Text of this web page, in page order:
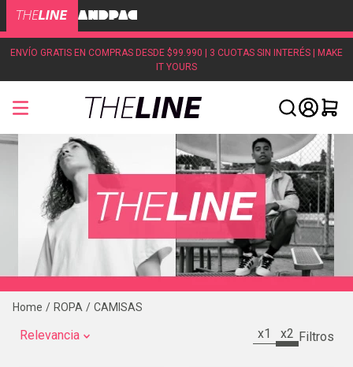
ENVÍO GRATIS EN COMPRAS DESDE $99.990 | 3 CUOTAS SIN INTERÉS | MAKE
IT YOURS
ROPA CAMISAS
Relevancia x1 x2